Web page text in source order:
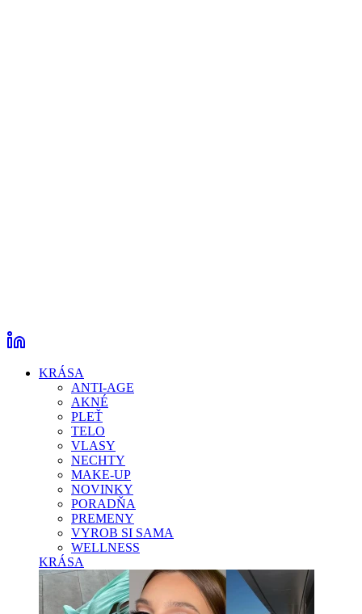
KRÁSA
ANTI-AGE
AKNÉ
PLEŤ
TELO
VLASY
NECHTY
MAKE-UP
NOVINKY
PORADŇA
PREMENY
VYROB SI SAMA
WELLNESS
KRÁSA